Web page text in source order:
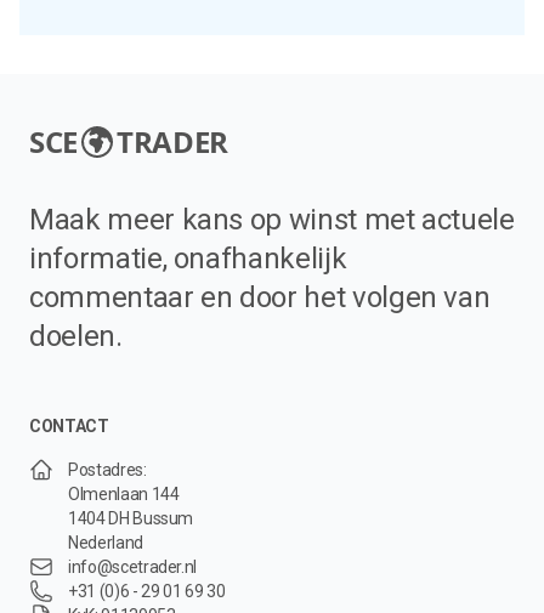
SCE TRADER
Maak meer kans op winst met actuele
informatie, onafhankelijk
commentaar en door het volgen van
doelen.
CONTACT
Postadres:
Olmenlaan 144
1404 DH Bussum
Nederland
info@scetrader.nl
+31 (0)6 - 29 01 69 30